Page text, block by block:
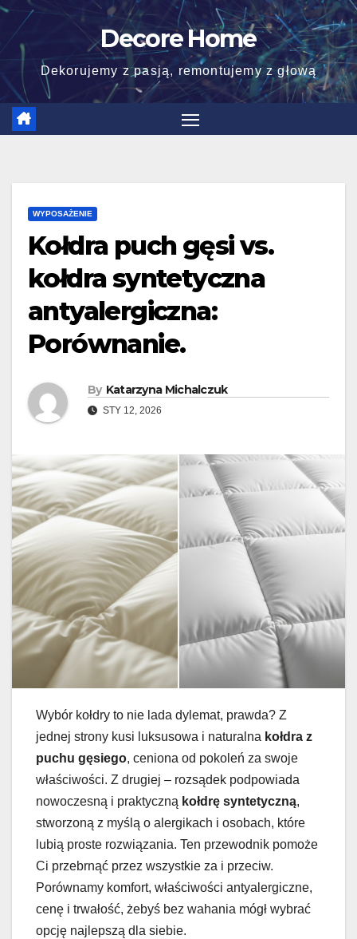
Skip
content
Decore Home
Dekorujemy z pasją, remontujemy z głową
WYPOSAŻENIE
Kołdra puch gęsi vs.
kołdra syntetyczna
antyalergiczna:
Porównanie.
By Katarzyna Michalczuk
STY 12, 2026
Wybór kołdry to nie lada dylemat, prawda? Z
jednej strony kusi luksusowa i naturalna kołdra z
puchu gęsiego, ceniona od pokoleń za swoje
właściwości. Z drugiej – rozsądek podpowiada
nowoczesną i praktyczną kołdrę syntetyczną,
stworzoną z myślą o alergikach i osobach, które
lubią proste rozwiązania. Ten przewodnik pomoże
Ci przebrnąć przez wszystkie za i przeciw.
Porównamy komfort, właściwości antyalergiczne,
cenę i trwałość, żebyś bez wahania mógł wybrać
opcję najlepszą dla siebie.